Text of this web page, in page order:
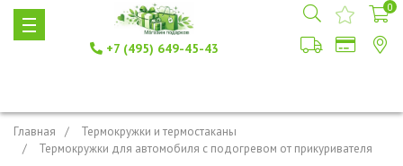
+7 (495) 649-45-43
0
Главная
Термокружки и термостаканы
Термокружки для автомобиля с подогревом от прикуривателя